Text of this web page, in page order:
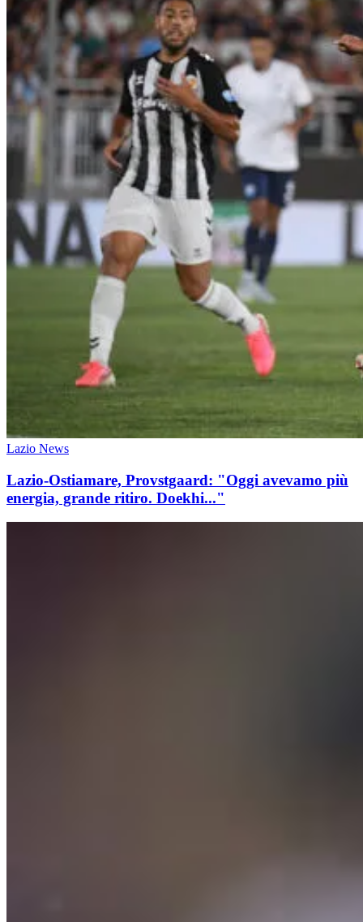
Lazio News
Lazio-Ostiamare, Provstgaard: "Oggi avevamo più
energia, grande ritiro. Doekhi..."